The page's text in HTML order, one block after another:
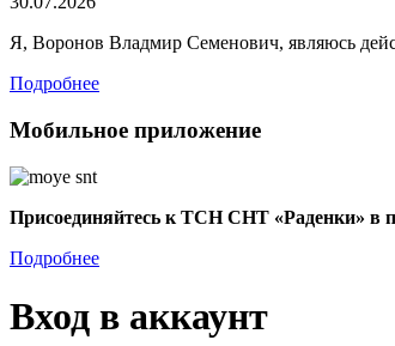
Я, Воронов Владмир Семенович, являюсь
Подробнее
Мобильное приложение
Присоединяйтесь к ТСН СНТ «Раденки»
Подробнее
Вход в аккаунт